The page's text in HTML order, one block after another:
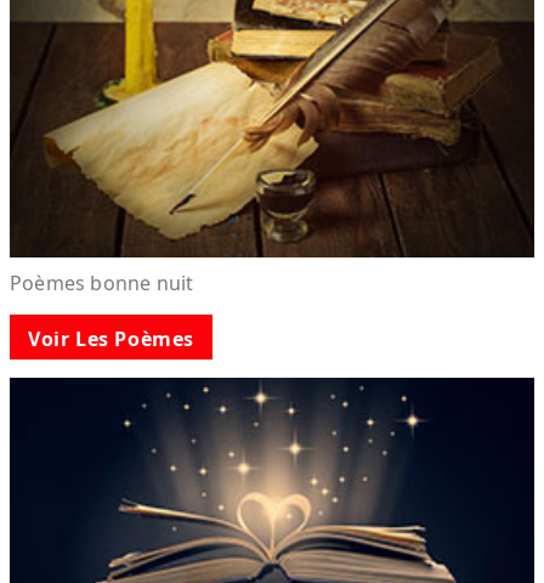
Poèmes bonne nuit
Voir Les Poèmes